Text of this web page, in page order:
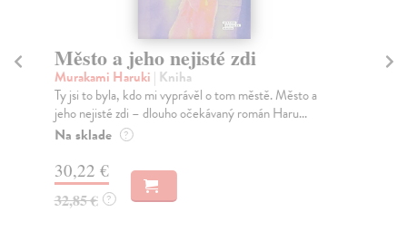
Město a jeho nejisté zdi
Murakami Haruki | Kniha
Ty jsi to byla, kdo mi vyprávěl o tom městě. Město a
jeho nejisté zdi – dlouho očekávaný román Haru...
Na sklade ?
30,22 €
32,85 € ?